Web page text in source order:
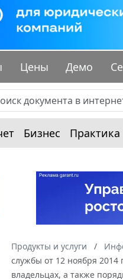
Цены Демо
Бизнес Практика
Продукты и услуги
службы от 12 ноября
владельцах, а также